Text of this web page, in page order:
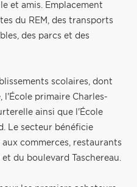
et amis. Emplacement
du REM, des transports
des parcs et des
scolaires, dont
l'École primaire Charles-
ainsi que l'École
Le secteur bénéficie
commerces, restaurants
du boulevard Taschereau.